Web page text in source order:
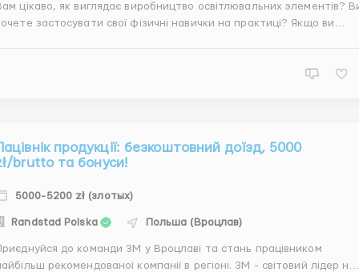
цікаво, як виглядає виробництво освітлювальних элементiв?
застосувати свої фізичні навички на практиці? Якщо ви
продукції: безкоштовний доїзд, 5000
brutto та бонуси!
5000-5200 zł (злотых)
Randstad Polska Польша (Вроцлав)
до команди 3М у Вроцлаві та стань працівником
рекомендованої компанії в регіоні. 3M - світовий лідер на